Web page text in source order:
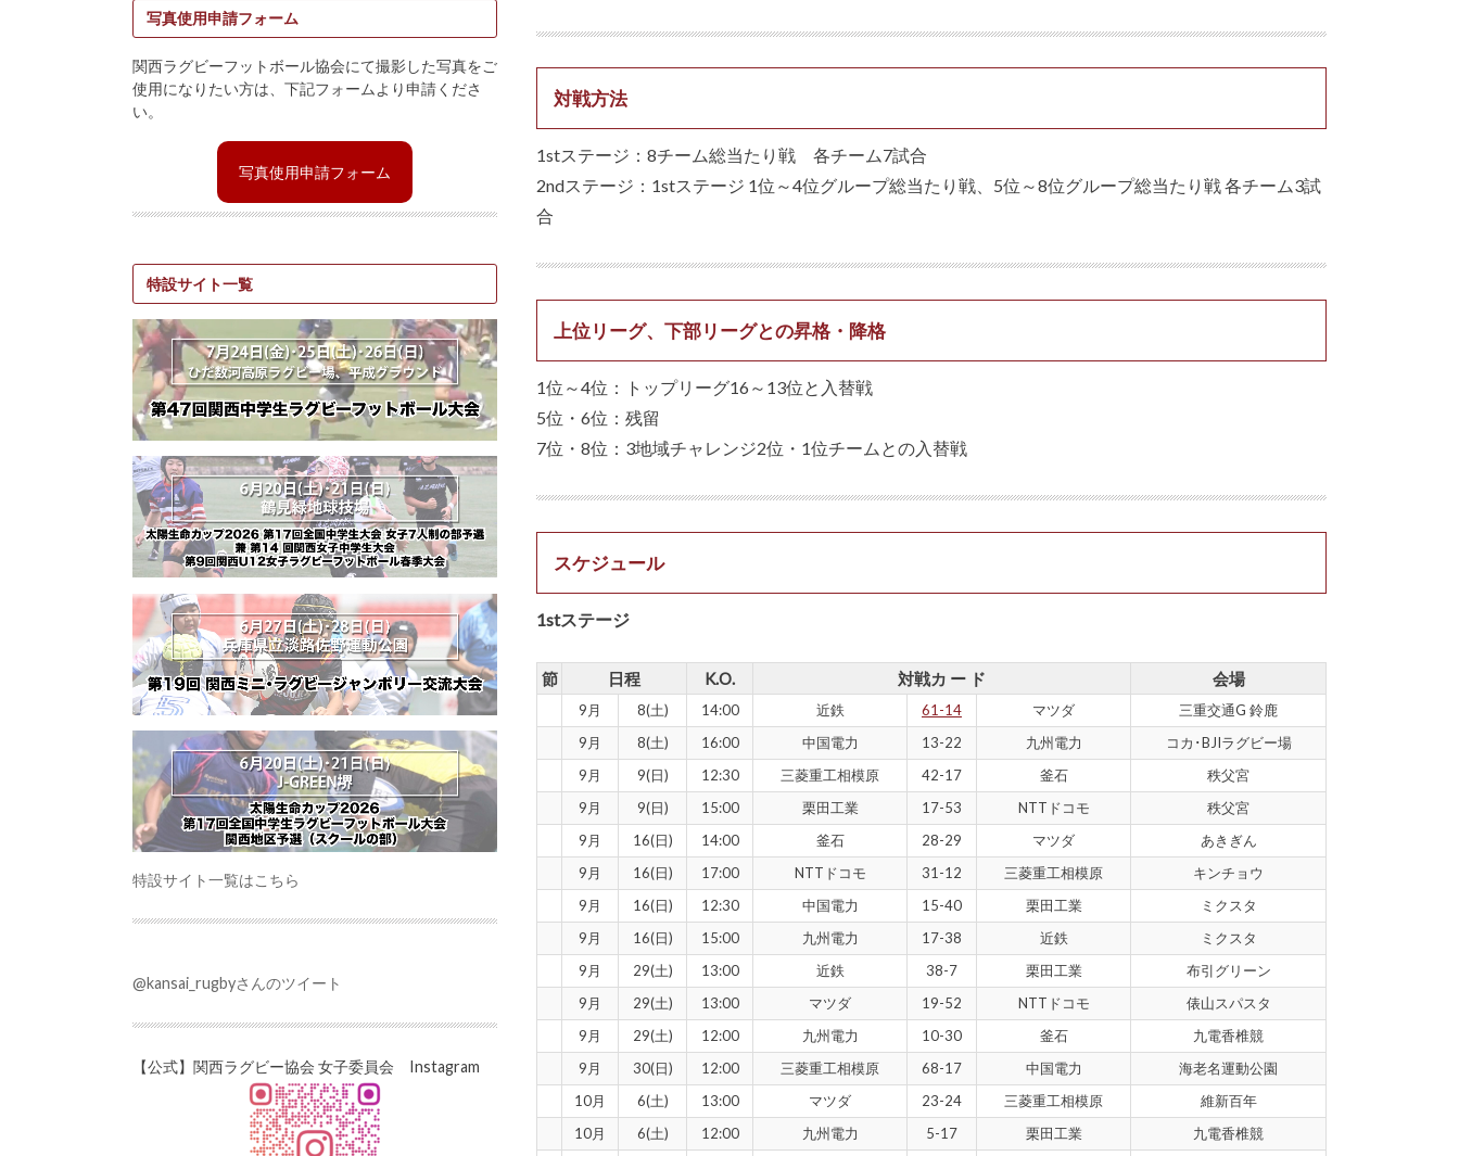
対戦方法
1stステージ：8チーム総当たり戦 各チーム7試合
2ndステージ：1stステージ 1位～4位グループ総当たり戦、5位～8位グループ総当たり戦 各チーム3試
合
上位リーグ、下部リーグとの昇格・降格
1位～4位：トップリーグ16～13位と入替戦
5位・6位：残留
7位・8位：3地域チャレンジ2位・1位チームとの入替戦
スケジュール
1stステージ
節 日程 K.O. 対戦カ ー ド 会場
9月 8(土) 14:00 近鉄 61-14 マツダ
三重交通G 鈴鹿
9月
8(土) 16:00 中国電力 13-22 九州電力
コカ･BJIラグビー場
9月
9(日) 12:30 三菱重工相模原 42-17 釜石
秩父宮
9月
9(日) 15:00 栗田工業 17-53 NTTドコモ
秩父宮
9月
16(日) 14:00 釜石 28-29 マツダ
あきぎん
9月
16(日) 17:00 NTTドコモ 31-12 三菱重工相模原
キンチョウ
9月
16(日) 12:30 中国電力 15-40 栗田工業
ミクスタ
9月
16(日) 15:00 九州電力 17-38 近鉄
ミクスタ
9月
29(土) 13:00 近鉄 38-7 栗田工業
布引グリーン
9月
29(土) 13:00 マツダ 19-52 NTTドコモ
俵山スパスタ
9月
29(土) 12:00 九州電力 10-30 釜石
九電香椎競
9月
30(日) 12:00 三菱重工相模原 68-17 中国電力
海老名運動公園
10月
6(土) 13:00 マツダ 23-24 三菱重工相模原
維新百年
10月
6(土) 12:00 九州電力 5-17 栗田工業
九電香椎競
写真使用申請フォーム
関西ラグビーフットボール協会にて撮影した写真をご
使用になりたい方は、下記フォームより申請くださ
い。
写真使用申請フォーム
特設サイト一覧
特設サイト一覧はこちら
@kansai_rugbyさんのツイート
【公式】関西ラグビー協会 女子委員会 Instagram